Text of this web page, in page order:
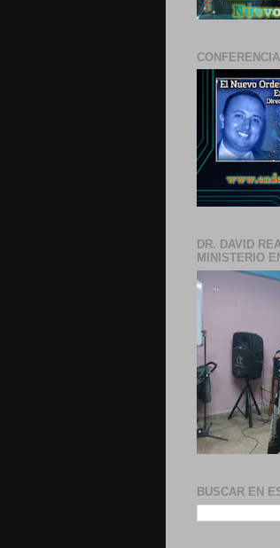
DR. DAVID
MINISTERIO
BUSCAR EN